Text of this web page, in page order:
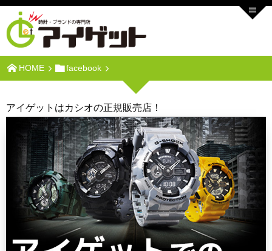
HOME facebook
アイゲットはカシオの正規販売店！